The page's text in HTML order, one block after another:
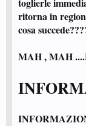
ritorna in
cosa
MAH , MAH